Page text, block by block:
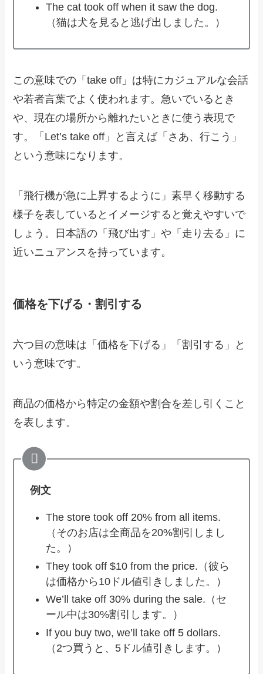
The cat took off when it saw the dog.
（猫は犬を見ると逃げ出しました。）
この意味での「take off」は特にカジュアルな会話
や若者言葉でよく使われます。急いでいるとき
や、現在の場所から離れたいときに使う表現で
す。「Let’s take off」と言えば「さあ、行こう」
という意味になります。
「飛行機が急に上昇するように」素早く移動する
様子を表しているとイメージすると覚えやすいで
しょう。日本語の「飛び出す」や「走り去る」に
近いニュアンスを持っています。
価格を下げる・割引する
六つ目の意味は「価格を下げる」「割引する」と
いう意味です。
商品の価格から特定の金額や割合を差し引くこと
を表します。
例文
The store took off 20% from all items.
（そのお店は全商品を20%割引しまし
た。）
They took off $10 from the price.（彼ら
は価格から10ドル値引きしました。）
We’ll take off 30% during the sale.（セ
ール中は30%割引します。）
If you buy two, we’ll take off 5 dollars.
（2つ買うと、5ドル値引きします。）